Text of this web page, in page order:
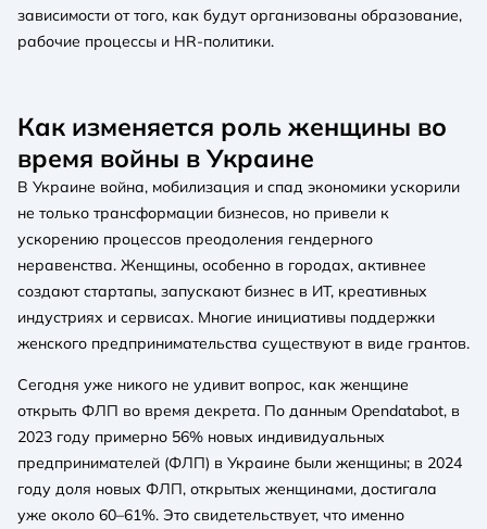
зависимости от того, как будут организованы образование,
рабочие процессы и HR-политики.
Как изменяется роль женщины во
время войны в Украине
В Украине война, мобилизация и спад экономики ускорили
не только трансформации бизнесов, но привели к
ускорению процессов преодоления гендерного
неравенства. Женщины, особенно в городах, активнее
создают стартапы, запускают бизнес в ИТ, креативных
индустриях и сервисах. Многие инициативы поддержки
женского предпринимательства существуют в виде грантов.
Сегодня уже никого не удивит вопрос, как женщине
открыть ФЛП во время декрета. По данным Opendatabot, в
2023 году примерно 56% новых индивидуальных
предпринимателей (ФЛП) в Украине были женщины; в 2024
году доля новых ФЛП, открытых женщинами, достигала
уже около 60–61%. Это свидетельствует, что именно